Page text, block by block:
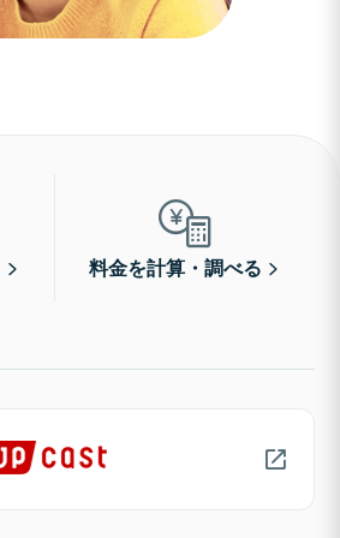
料金を計算・調べる